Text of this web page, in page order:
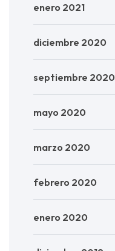
enero 2021
diciembre 2020
septiembre 2020
mayo 2020
marzo 2020
febrero 2020
enero 2020